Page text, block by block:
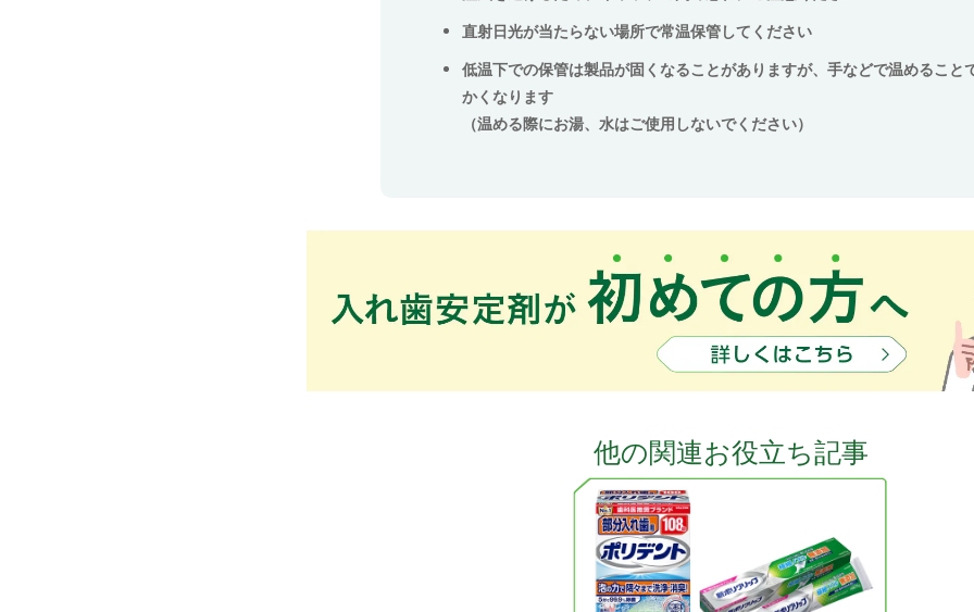
直射⽇光が当たらない場所で常温保管してください
低温下での保管は製品が固くなることがありますが、⼿などで温めること
かくなります
（温める際にお湯、⽔はご使⽤しないでください）
他の関連お役立ち記事